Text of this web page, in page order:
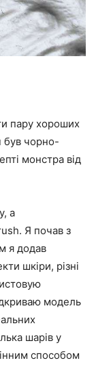
пару хороших
був чорно-
монстра від
а
Я почав з
я додав
шкіри, різні
модель
шарів у
способом